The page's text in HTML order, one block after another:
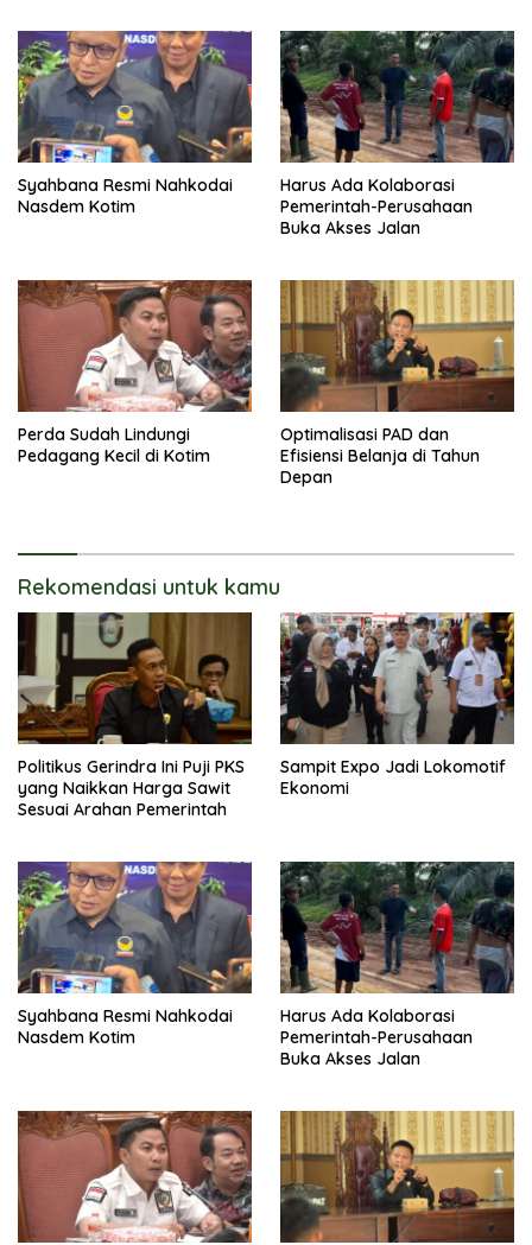
Syahbana Resmi Nahkodai
Nasdem Kotim
Harus Ada Kolaborasi
Pemerintah-Perusahaan
Buka Akses Jalan
Perda Sudah Lindungi
Pedagang Kecil di Kotim
Optimalisasi PAD dan
Efisiensi Belanja di Tahun
Depan
Rekomendasi untuk kamu
Politikus Gerindra Ini Puji PKS
yang Naikkan Harga Sawit
Sesuai Arahan Pemerintah
Sampit Expo Jadi Lokomotif
Ekonomi
Syahbana Resmi Nahkodai
Nasdem Kotim
Harus Ada Kolaborasi
Pemerintah-Perusahaan
Buka Akses Jalan